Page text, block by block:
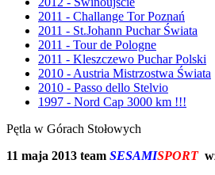
2011 - Challange Tor Poznań
2011 - St.Johann Puchar Świata
2011 - Tour de Pologne
2011 - Kleszczewo Puchar Polski
2010 - Austria Mistrzostwa Świata
2010 - Passo dello Stelvio
1997 - Nord Cap 3000 km !!!
Pętla w Górach Stołowych
11 maja 2013 team SESAMISPORT